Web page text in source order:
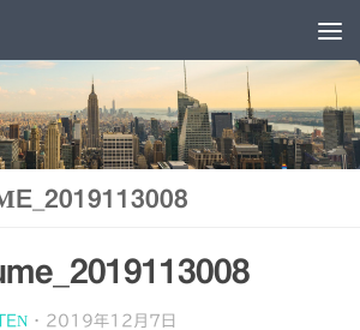
プ
· 2019年12月7日